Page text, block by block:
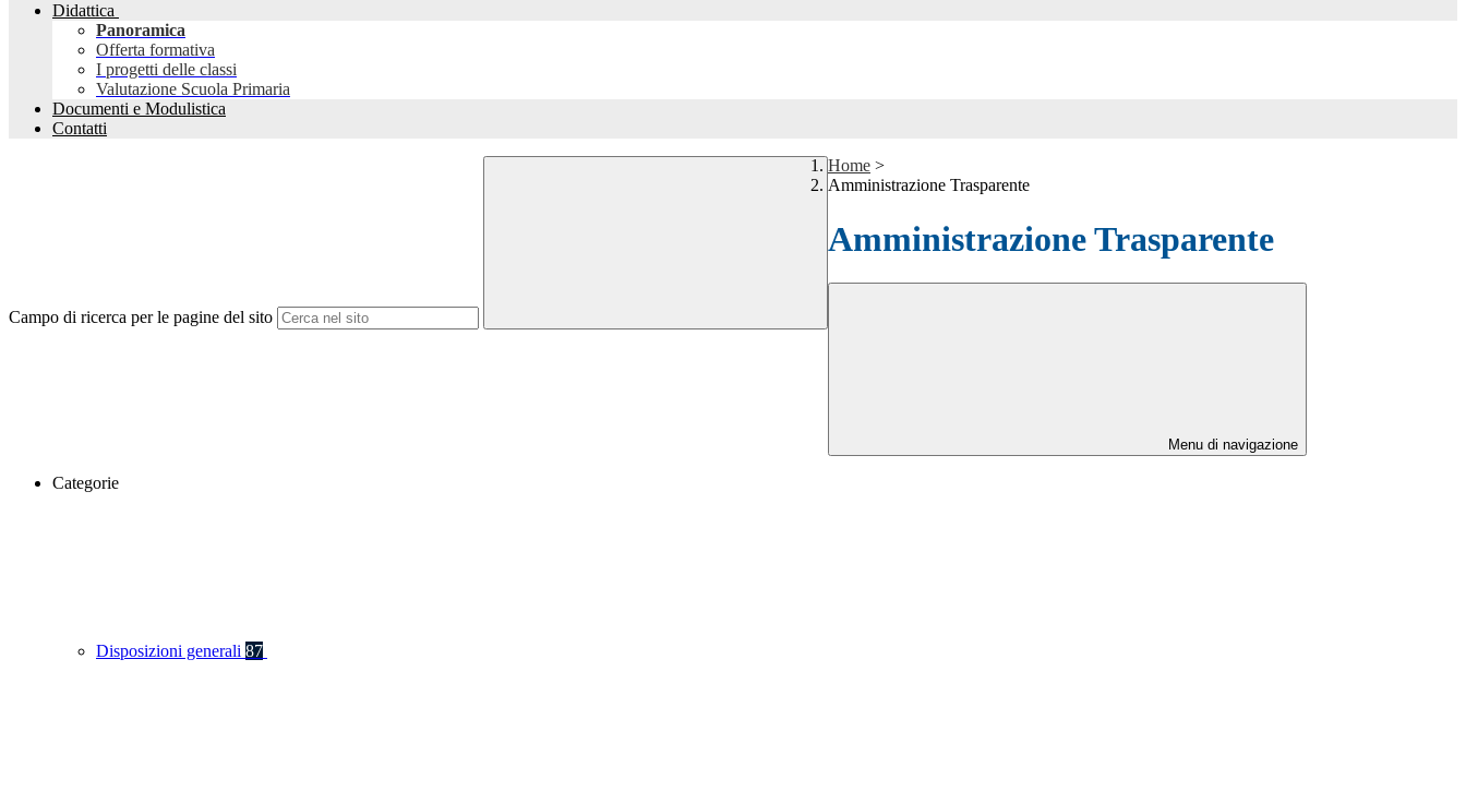
Didattica
Panoramica
Offerta formativa
I progetti delle classi
Valutazione Scuola Primaria
Documenti e Modulistica
Contatti
Campo di ricerca per le pagine del sito
Home >
Amministrazione Trasparente
Amministrazione Trasparente
Menu di navigazione
Categorie
Disposizioni generali 87